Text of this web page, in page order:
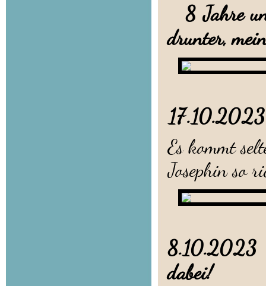
8 Jahre
drunter,
Es kommt
Josephin so
8.10.2023
dabei!